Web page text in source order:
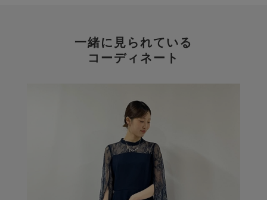
一緒に見られている
コーディネート